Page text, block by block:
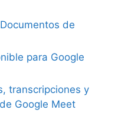
de
para Google
transcripciones y
Google Meet